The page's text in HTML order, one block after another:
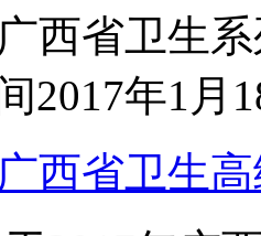
西省卫生
2017年1月
西省卫生